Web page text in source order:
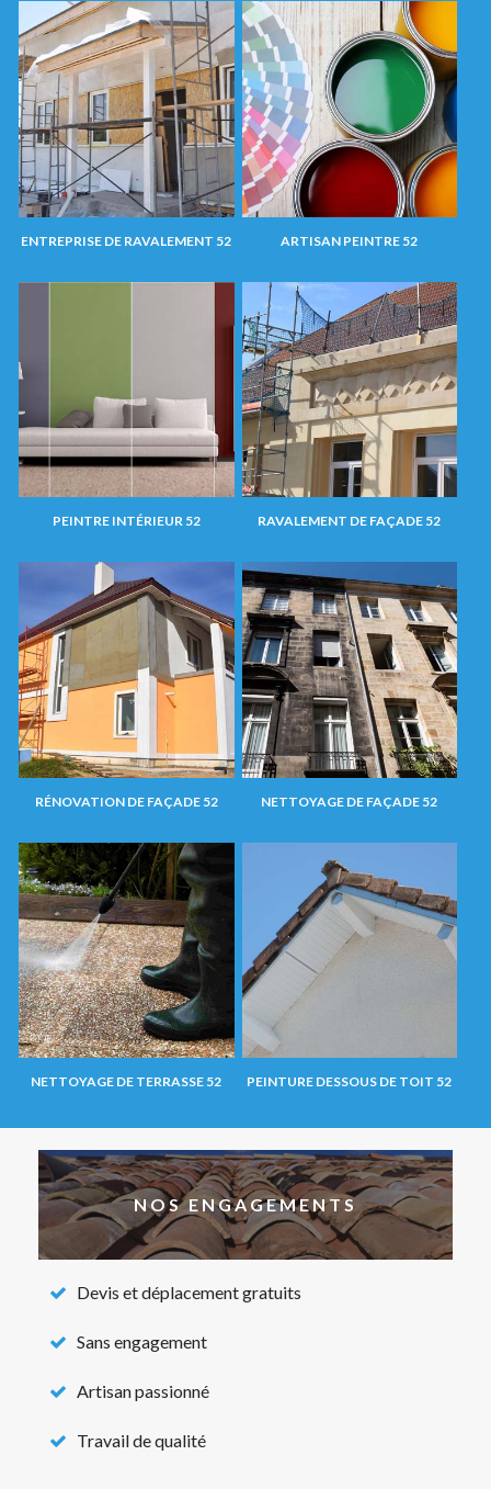
ENTREPRISE DE RAVALEMENT 52 ARTISAN PEINTRE 52
PEINTRE INTÉRIEUR 52 RAVALEMENT DE FAÇADE 52
RÉNOVATION DE FAÇADE 52 NETTOYAGE DE FAÇADE 52
NETTOYAGE DE TERRASSE 52 PEINTURE DESSOUS DE TOIT 52
NOS ENGAGEMENTS
Devis et déplacement gratuits
Sans engagement
Artisan passionné
Travail de qualité